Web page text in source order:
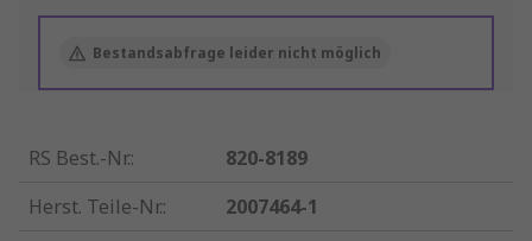
Bestandsabfrage leider nicht möglich
RS Best.-Nr.:
820-8189
Herst. Teile-Nr.:
2007464-1